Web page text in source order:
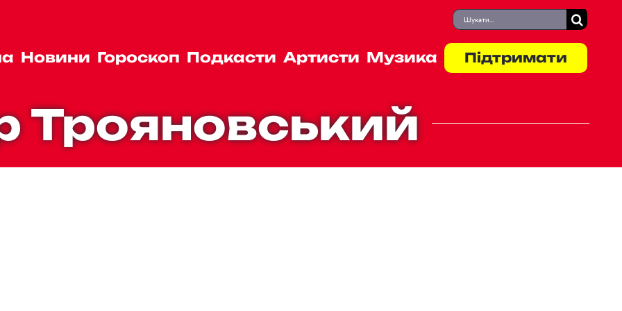
Пошук
...
Новини Гороскоп Подкасти Артисти Музика Підтримати
Трояновський